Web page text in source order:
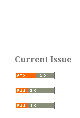
Current Issue